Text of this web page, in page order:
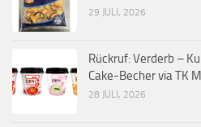
29 JULI, 2026
Rückruf: Verderb –
Cake-Becher via TK
28 JULI, 2026